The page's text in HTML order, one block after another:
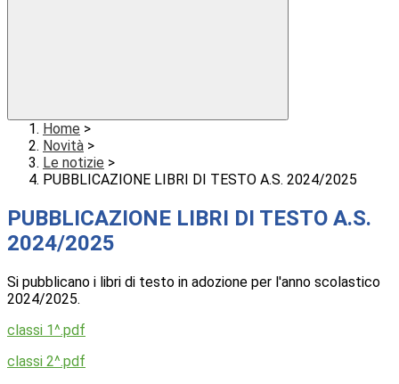
Home >
Novità >
Le notizie >
PUBBLICAZIONE LIBRI DI TESTO A.S. 2024/2025
PUBBLICAZIONE LIBRI DI TESTO A.S.
2024/2025
Si pubblicano i libri di testo in adozione per l'anno scolastico
2024/2025.
classi 1^.pdf
classi 2^.pdf